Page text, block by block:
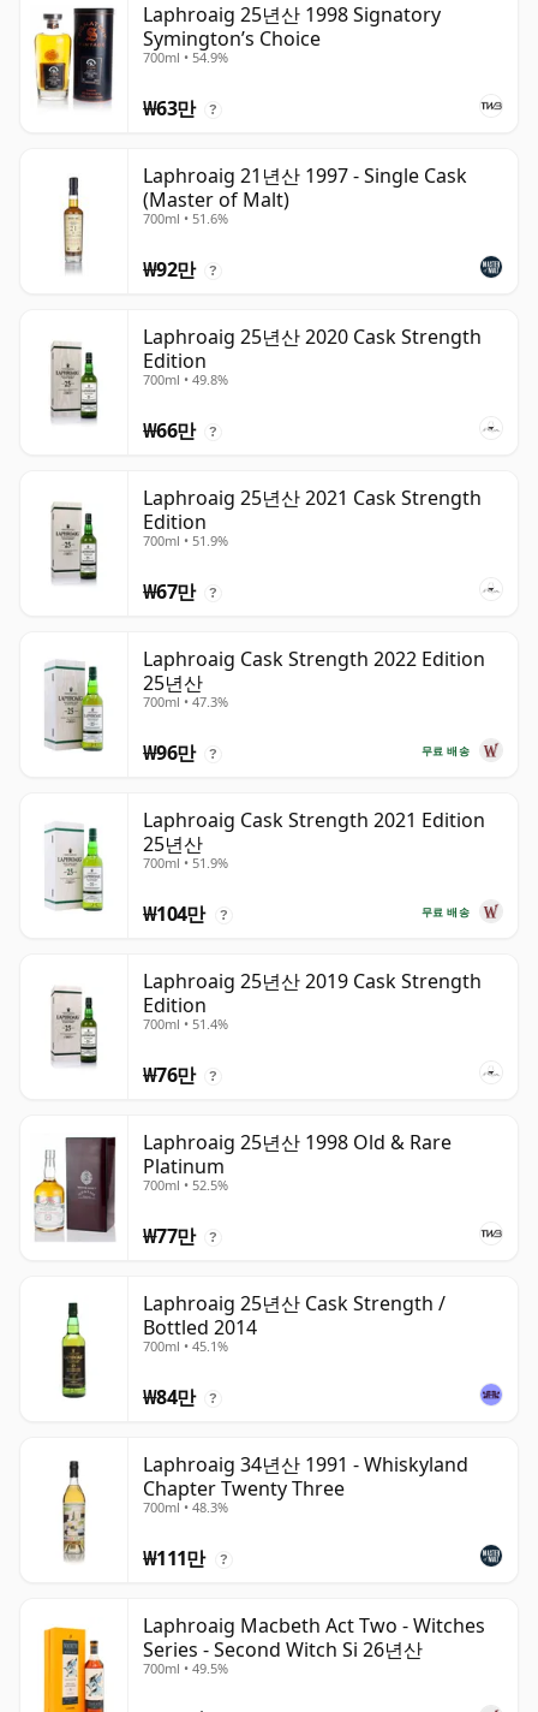
Laphroaig 25년산 1998 Signatory
Symington’s Choice
700ml • 54.9%
₩63만 ?
Laphroaig 21년산 1997 - Single Cask
(Master of Malt)
700ml • 51.6%
₩92만 ?
Laphroaig 25년산 2020 Cask Strength
Edition
700ml • 49.8%
₩66만 ?
Laphroaig 25년산 2021 Cask Strength
Edition
700ml • 51.9%
₩67만 ?
Laphroaig Cask Strength 2022 Edition
25년산
700ml • 47.3%
무료 배송
₩96만 ?
Laphroaig Cask Strength 2021 Edition
25년산
700ml • 51.9%
무료 배송
₩104만 ?
Laphroaig 25년산 2019 Cask Strength
Edition
700ml • 51.4%
₩76만 ?
Laphroaig 25년산 1998 Old & Rare
Platinum
700ml • 52.5%
₩77만 ?
Laphroaig 25년산 Cask Strength /
Bottled 2014
700ml • 45.1%
₩84만 ?
Laphroaig 34년산 1991 - Whiskyland
Chapter Twenty Three
700ml • 48.3%
₩111만 ?
Laphroaig Macbeth Act Two - Witches
Series - Second Witch Si 26년산
700ml • 49.5%